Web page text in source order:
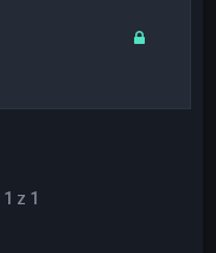
1 z 1